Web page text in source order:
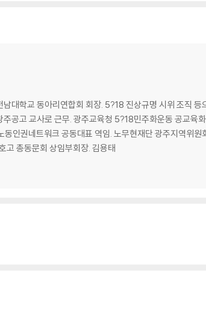
대학교 동아리연합회 회장. 5?18 진상규명 시위 조직
공고 교사로 근무. 광주교육청 5?18민주화운동 공교육
인권네트워크 공동대표 역임. 노무현재단 광주지역위
고 총동문회 상임부회장. 김용태